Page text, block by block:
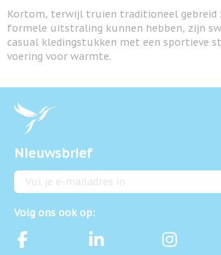
Kortom, terwijl truien traditioneel gebreid
formele uitstraling kunnen hebben, zijn
casual kledingstukken met een sportieve
voering voor warmte.
Nieuwsbrief
E-mailadres
Volg ons ook op: